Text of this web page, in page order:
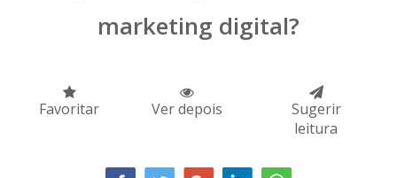
marketing digital?
Favoritar Ver depois
Sugerir
leitura